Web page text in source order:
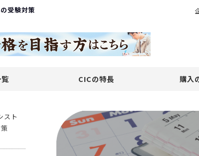
CICの特長 購入
受験対策
スト